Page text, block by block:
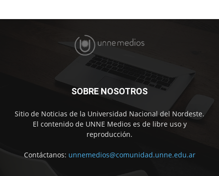
SOBRE NOSOTROS
Sitio de Noticias de la Universidad Nacional del Nordeste.
El contenido de UNNE Medios es de libre uso y
reproducción.
Contáctanos: unnemedios@comunidad.unne.edu.ar